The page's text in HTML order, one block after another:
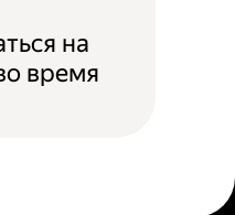
на
время